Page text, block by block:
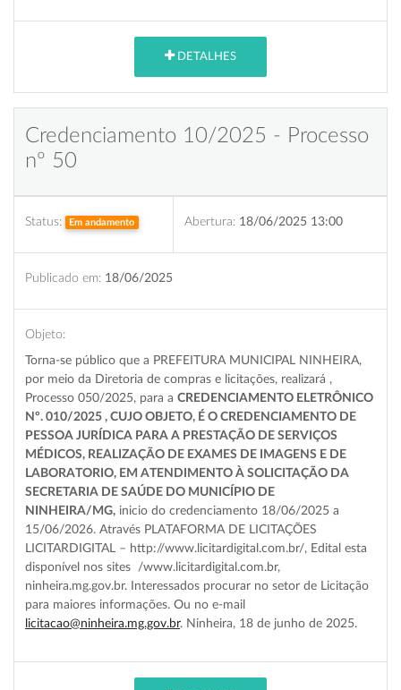
DETALHES
Credenciamento 10/2025 - Processo
nº 50
Status: Em andamento Abertura: 18/06/2025 13:00
Publicado em: 18/06/2025
Objeto:
Torna-se público que a PREFEITURA MUNICIPAL NINHEIRA,
por meio da Diretoria de compras e licitações, realizará ,
Processo 050/2025, para a CREDENCIAMENTO ELETRÔNICO
Nº. 010/2025 , CUJO OBJETO, É O CREDENCIAMENTO DE
PESSOA JURÍDICA PARA A PRESTAÇÃO DE SERVIÇOS
MÉDICOS, REALIZAÇÃO DE EXAMES DE IMAGENS E DE
LABORATORIO, EM ATENDIMENTO À SOLICITAÇÃO DA
SECRETARIA DE SAÚDE DO MUNICÍPIO DE
NINHEIRA/MG, inicio do credenciamento 18/06/2025 a
15/06/2026. Através PLATAFORMA DE LICITAÇÕES
LICITARDIGITAL – http://www.licitardigital.com.br/, Edital esta
disponível nos sites /www.licitardigital.com.br,
ninheira.mg.gov.br. Interessados procurar no setor de Licitação
para maiores informações. Ou no e-mail
licitacao@ninheira.mg.gov.br. Ninheira, 18 de junho de 2025.